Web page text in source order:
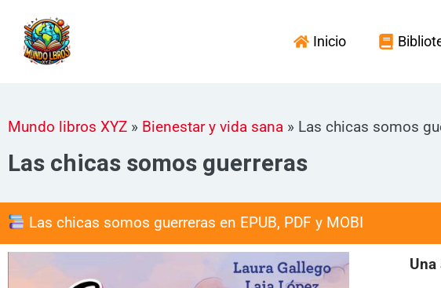
contenido
Inicio
Mundo libros XYZ » Bienestar y vida sana » Las chicas somos
Las chicas somos guerreras
Las chicas somos guerreras en EPUB, PDF y MOBI